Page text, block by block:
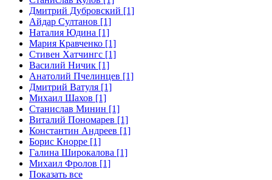
Дмитрий Дубровский [1]
Айдар Султанов [1]
Наталия Юдина [1]
Мария Кравченко [1]
Стивен Хатчингс [1]
Василий Ничик [1]
Анатолий Пчелинцев [1]
Дмитрий Ватуля [1]
Михаил Шахов [1]
Станислав Минин [1]
Виталий Пономарев [1]
Константин Андреев [1]
Борис Кнорре [1]
Галина Широкалова [1]
Михаил Фролов [1]
Показать все